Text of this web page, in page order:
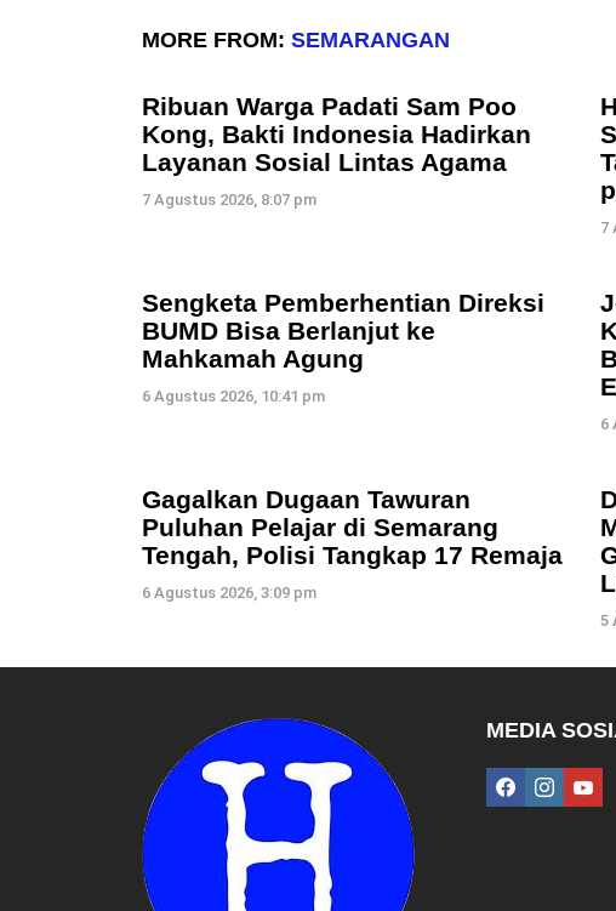
MORE FROM: SEMARANGAN
Ribuan Warga Padati Sam Poo
Kong, Bakti Indonesia Hadirkan
Layanan Sosial Lintas Agama
7 Agustus 2026, 8:07 pm
7
Sengketa Pemberhentian Direksi
BUMD Bisa Berlanjut ke
Mahkamah Agung
6 Agustus 2026, 10:41 pm
6
Gagalkan Dugaan Tawuran
Puluhan Pelajar di Semarang
Tengah, Polisi Tangkap 17 Remaja
6 Agustus 2026, 3:09 pm
5
MEDIA
facebookinstagram